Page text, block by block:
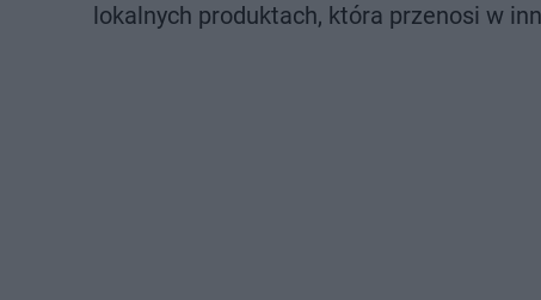
lokalnych produktach, która przenosi w